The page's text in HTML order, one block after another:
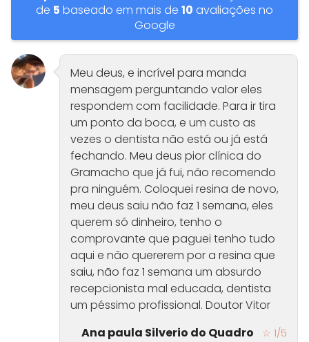
de 5 baseado em mais de 10 avaliações no
Google
Meu deus, e incrível para manda
mensagem perguntando valor eles
respondem com facilidade. Para ir tira
um ponto da boca, e um custo as
vezes o dentista não está ou já está
fechando. Meu deus pior clínica do
Gramacho que já fui, não recomendo
pra ninguém. Coloquei resina de novo,
meu deus saiu não faz 1 semana, eles
querem só dinheiro, tenho o
comprovante que paguei tenho tudo
aqui e não quererem por a resina que
saiu, não faz 1 semana um absurdo
recepcionista mal educada, dentista
um péssimo profissional. Doutor Vitor
Ana paula Silverio do Quadro
☆ 1/5